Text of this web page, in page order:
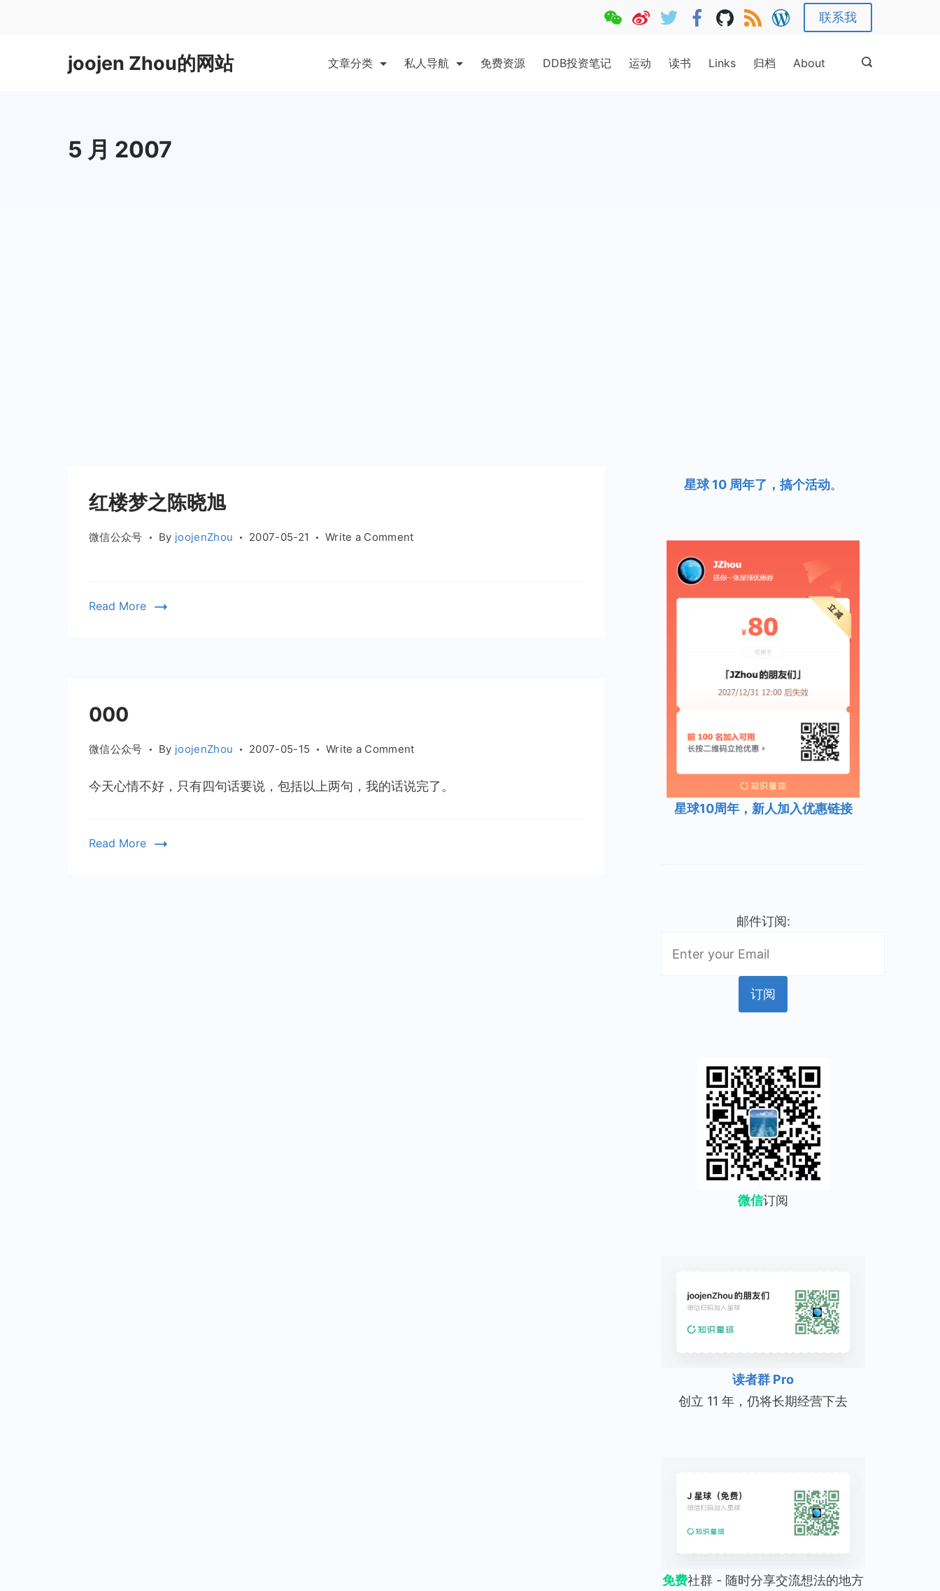
联系我
joojen Zhou的网站 文章分类 私人导航 免费资源 DDB投资笔记 运动 读书 Links 归档 About
5 月 2007
红楼梦之陈晓旭
微信公众号 By joojenZhou 2007-05-21 Write a Commenton
Read More
000
微信公众号 By joojenZhou 2007-05-15 Write a Commenton
今天心情不好，只有四句话要说，包括以上两句，我的话说完了。
Read More
星球 10 周年了，搞个活动。
星球10周年，新人加入优惠链接
邮件订阅:
微信订阅
读者群 Pro
创立 11 年，仍将长期经营下去
免费社群 - 随时分享交流想法的地方